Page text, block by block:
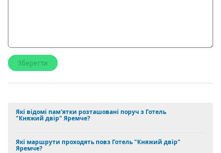
Які відомі пам'ятки розташовані поруч з Готель
"Княжий двір" Яремче?
Які маршрути проходять повз Готель "Княжий двір"
Яремче?